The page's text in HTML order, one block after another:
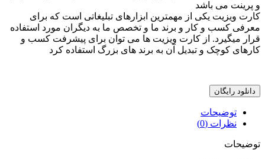
و پرينت می باشد
کارت ویزیت یکی از مهمترین ابزارهای تبلیغاتی است که برای
معرفی کسب و کار و برند ما و تخصص ما به دیگران مورد استفاده
قرار میگیرد. از کارت ویزیت ها می توان برای پیشرفت کسب و
کارهای کوچک و تبدیل آن به برند های بزرگ استفاده کرد
دانلود رایگان
توضیحات
نظرات (0)
توضیحات